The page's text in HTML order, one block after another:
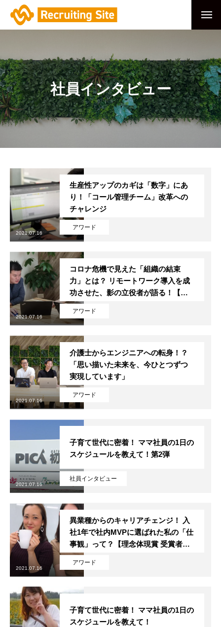
採用トップ
新卒採用
キャリア採用
企業情報
おすすめコンテンツ
社員インタビュー
アワード
生産性アップのカギは「数字」にあ
り！「コール管理チーム」改革への
チャレンジ
2021.07.16
アワード
コロナ危機で見えた「組織の結束
力」とは？ リモートワーク導入を成
功させた、影の立役者が語る！【理
念体現賞 受賞者インタビュー】
2021.07.16
アワード
介護士からエンジニアへの転身！？
「思い描いた未来を、今ひとつずつ
実現しています」
2021.07.16
社員インタビュー
子育て世代に密着！ ママ社員の1日の
スケジュールを教えて！第2弾
2021.07.16
アワード
異業種からのキャリアチェンジ！ 入
社1年で社内MVPに選ばれた私の「仕
事観」って？【理念体現賞 受賞者イ
ンタビュー】
2021.07.16
子育て世代に密着！ ママ社員の1日の
スケジュールを教えて！